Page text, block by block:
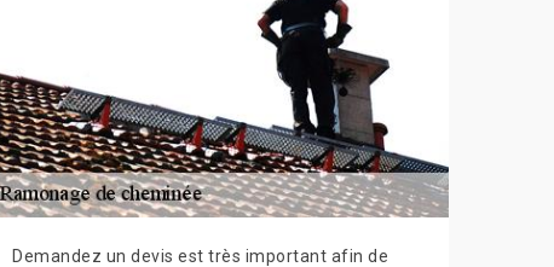
Demandez un devis est très important afin de